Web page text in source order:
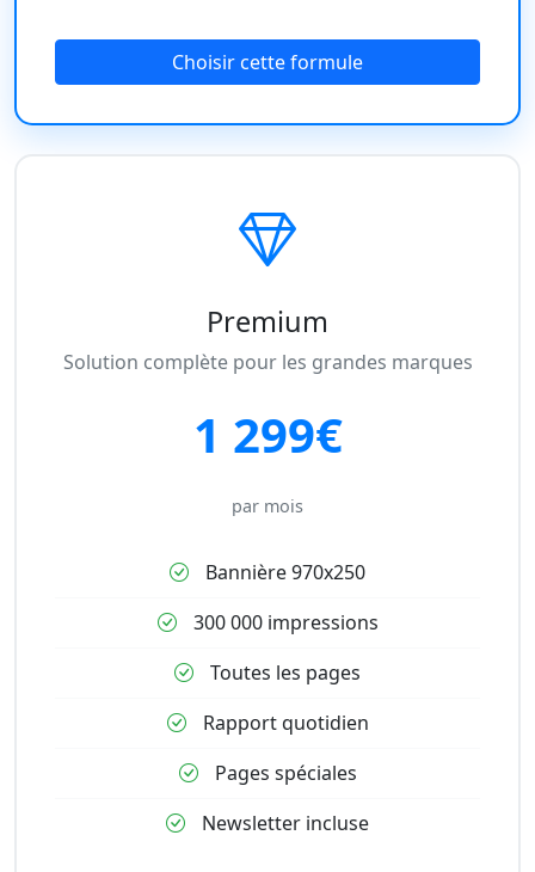
Choisir cette formule
Premium
Solution complète pour les grandes marques
1 299€
par mois
Bannière 970x250
300 000 impressions
Toutes les pages
Rapport quotidien
Pages spéciales
Newsletter incluse